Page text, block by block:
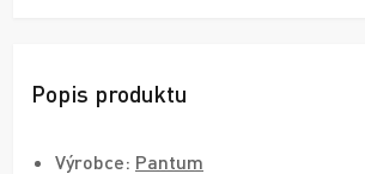
Popis produktu
Výrobce: Pantum